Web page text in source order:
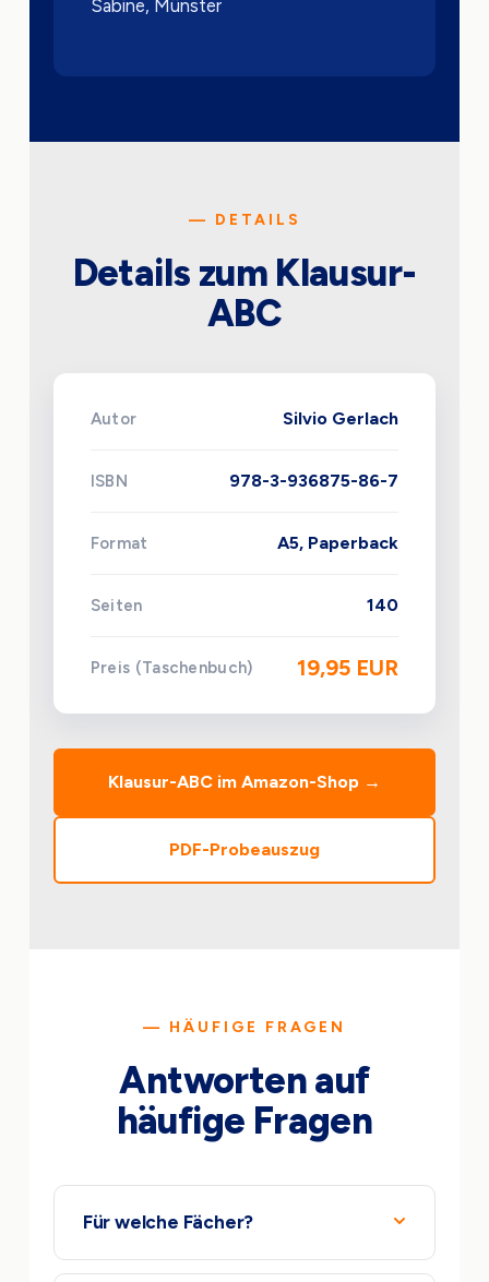
Sabine, Münster
— DETAILS
Details zum Klausur-
ABC
Autor Silvio Gerlach
ISBN 978-3-936875-86-7
Format A5, Paperback
Seiten 140
Preis (Taschenbuch) 19,95 EUR
Klausur-ABC im Amazon-Shop →
PDF-Probeauszug
— HÄUFIGE FRAGEN
Antworten auf
häufige Fragen
Für welche Fächer?